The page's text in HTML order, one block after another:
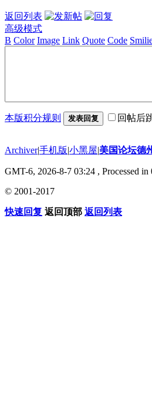
返回列表
高级模式
B Color Image Link Quote Code
本版积分规则 发表回复 回帖后
Archiver|手机版|小黑屋|美国论坛德
GMT-6, 2026-8-7 03:24 , Processed
© 2001-2017
快速回复 返回顶部 返回列表